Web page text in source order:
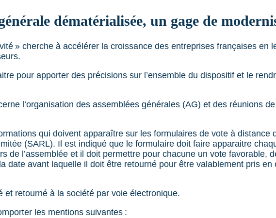
dématérialisée, un gage de
» cherche à accélérer la croissance des entreprises françaises en
pour apporter des précisions sur l’ensemble du dispositif et le
l’organisation des assemblées générales (AG) et des réunions
qui doivent apparaître sur les formulaires de vote à distance
(SARL). Il est indiqué que le formulaire doit faire apparaitre
de l’assemblée et il doit permettre pour chacune un vote favorable,
date avant laquelle il doit être retourné pour être valablement pris en
et retourné à la société par voie électronique.
les mentions suivantes :